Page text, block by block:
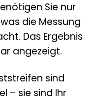
Sie nur
die Messung
Das Ergebnis
angezeigt.
sind
– sie sind Ihr